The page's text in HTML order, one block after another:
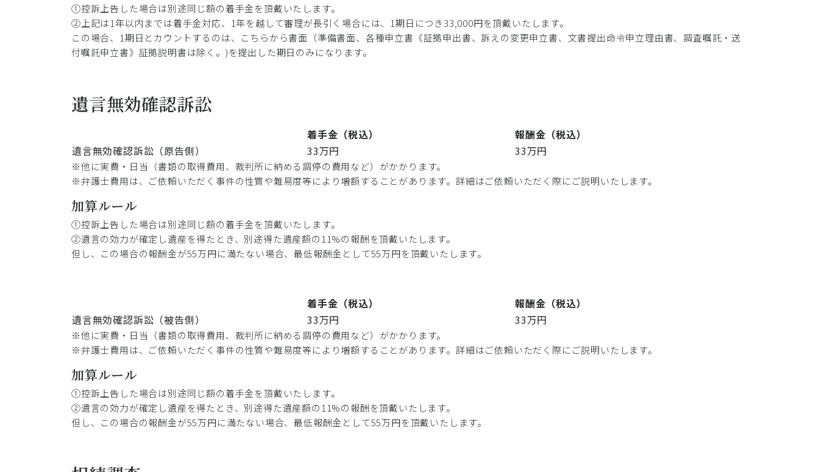
①控訴上告した場合は別途同じ額の着手金を頂戴いたします。
②上記は1年以内までは着手金対応、1年を越して審理が長引く場合には、1期日につき33,000円を頂戴いたします。
この場合、1期日とカウントするのは、こちらから書面（準備書面、各種申立書《証拠申出書、訴えの変更申立書、文書提出命令申立理由書、調査嘱託・送
付嘱託申立書》証拠説明書は除く。)を提出した期日のみになります。
遺言無効確認訴訟
着手金（税込）
報酬金（税込）
遺言無効確認訴訟（原告側）
33万円 33万円
※他に実費・日当（書類の取得費用、裁判所に納める調停の費用など）がかかります。
※弁護士費用は、ご依頼いただく事件の性質や難易度等により増額することがあります。詳細はご依頼いただく際にご説明いたします。
加算ルール
①控訴上告した場合は別途同じ額の着手金を頂戴いたします。
②遺言の効力が確定し遺産を得たとき、別途得た遺産額の11%の報酬を頂戴いたします。
但し、この場合の報酬金が55万円に満たない場合、最低報酬金として55万円を頂戴いたします。
着手金（税込）
報酬金（税込）
遺言無効確認訴訟（被告側）
33万円 33万円
※他に実費・日当（書類の取得費用、裁判所に納める調停の費用など）がかかります。
※弁護士費用は、ご依頼いただく事件の性質や難易度等により増額することがあります。詳細はご依頼いただく際にご説明いたします。
加算ルール
①控訴上告した場合は別途同じ額の着手金を頂戴いたします。
②遺言の効力が確定し遺産を得たとき、別途得た遺産額の11%の報酬を頂戴いたします。
但し、この場合の報酬金が55万円に満たない場合、最低報酬金として55万円を頂戴いたします。